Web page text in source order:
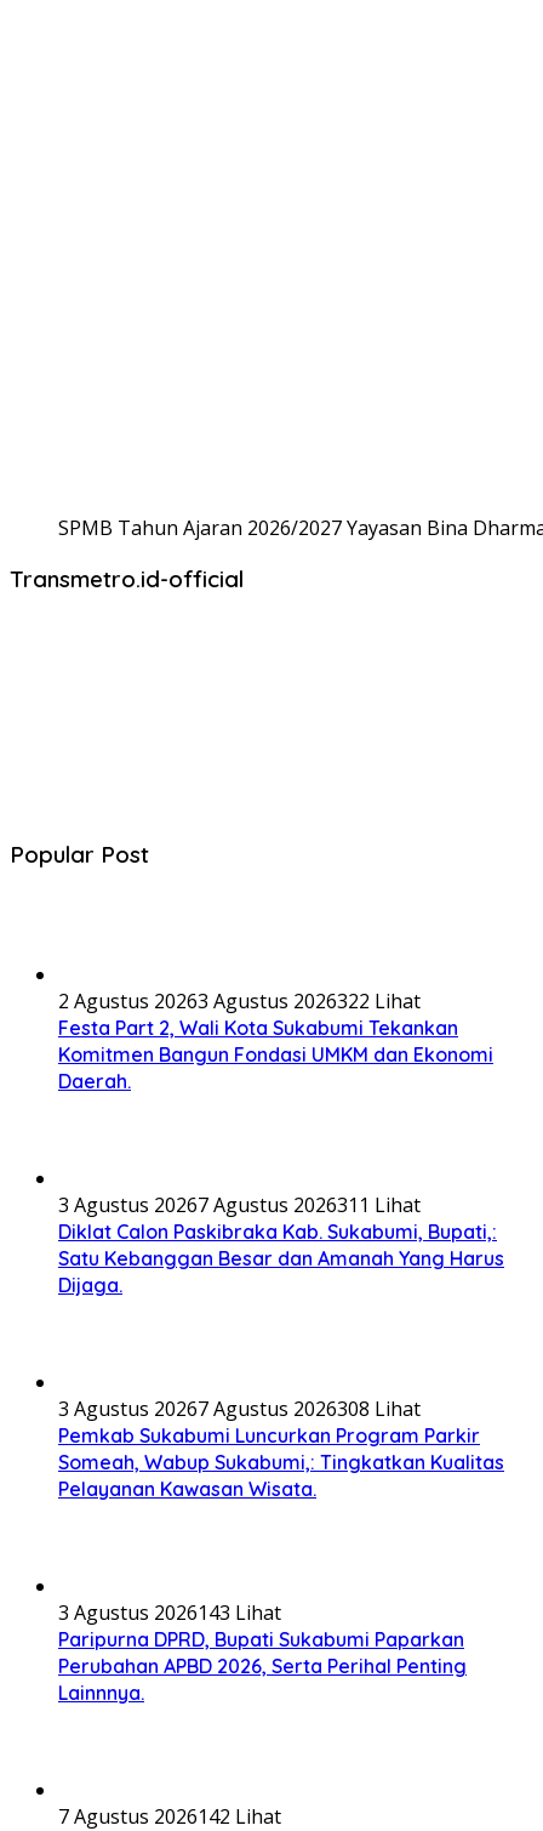
SPMB Tahun Ajaran 2026/2027 Yayasan Bina
Transmetro.id-official
Popular Post
2 Agustus 20263 Agustus 2026322 Lihat
Festa Part 2, Wali Kota Sukabumi Tekankan
Komitmen Bangun Fondasi UMKM dan Ekonomi
Daerah.
3 Agustus 20267 Agustus 2026311 Lihat
Diklat Calon Paskibraka Kab. Sukabumi, Bupati,:
Satu Kebanggan Besar dan Amanah Yang Harus
Dijaga.
3 Agustus 20267 Agustus 2026308 Lihat
Pemkab Sukabumi Luncurkan Program Parkir
Someah, Wabup Sukabumi,: Tingkatkan Kualitas
Pelayanan Kawasan Wisata.
3 Agustus 2026143 Lihat
Paripurna DPRD, Bupati Sukabumi Paparkan
Perubahan APBD 2026, Serta Perihal Penting
Lainnnya.
7 Agustus 2026142 Lihat